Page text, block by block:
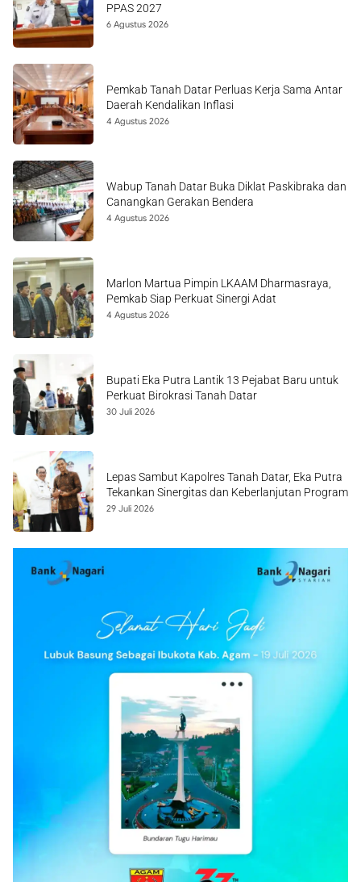
PPAS 2027
6 Agustus 2026
Pemkab Tanah Datar Perluas Kerja Sama Antar
Daerah Kendalikan Inflasi
4 Agustus 2026
Wabup Tanah Datar Buka Diklat Paskibraka dan
Canangkan Gerakan Bendera
4 Agustus 2026
Marlon Martua Pimpin LKAAM Dharmasraya,
Pemkab Siap Perkuat Sinergi Adat
4 Agustus 2026
Bupati Eka Putra Lantik 13 Pejabat Baru untuk
Perkuat Birokrasi Tanah Datar
30 Juli 2026
Lepas Sambut Kapolres Tanah Datar, Eka Putra
Tekankan Sinergitas dan Keberlanjutan Program
29 Juli 2026